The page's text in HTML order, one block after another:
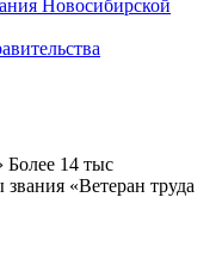
Новосибирской
› Более 14 тыс
«Ветеран труда